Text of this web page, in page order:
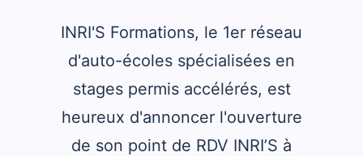
INRI'S Formations, le 1er réseau
d'auto-écoles spécialisées en
stages permis accélérés, est
heureux d'annoncer l'ouverture
de son point de RDV INRI’S à